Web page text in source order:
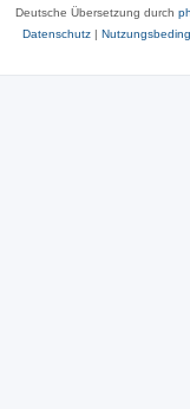
Deutsche Übersetzung durch
Datenschutz|